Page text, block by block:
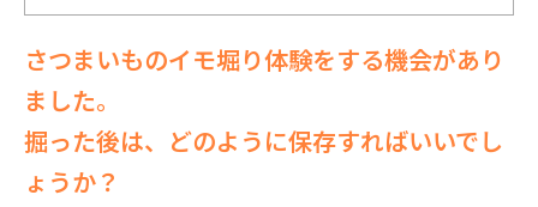
さつまいものイモ堀り体験をする機会があり
ました。
掘った後は、どのように保存すればいいでし
ょうか？